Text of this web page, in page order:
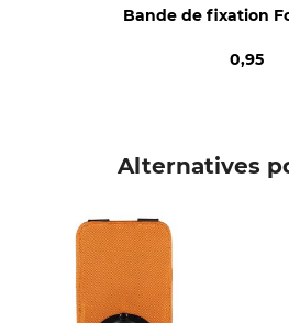
Bande de fixation
0,95
Alternatives